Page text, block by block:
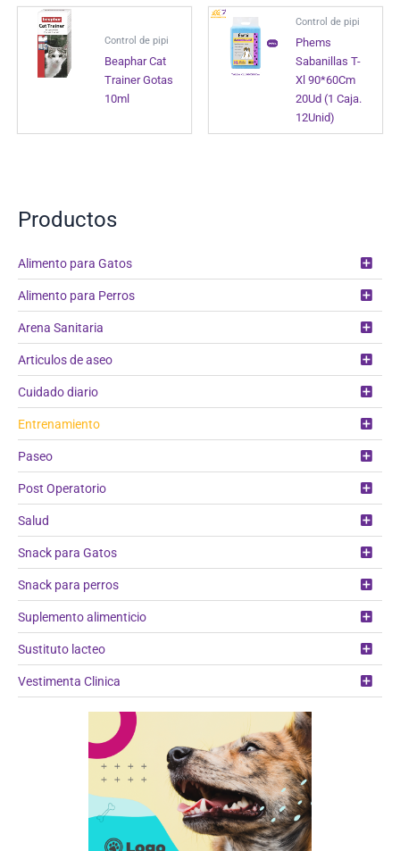
Productos
Alimento para Gatos
Alimento para Perros
Arena Sanitaria
Articulos de aseo
Cuidado diario
Entrenamiento
Paseo
Post Operatorio
Salud
Snack para Gatos
Snack para perros
Suplemento alimenticio
Sustituto lacteo
Vestimenta Clinica
Control de pipi
Beaphar Cat
Trainer Gotas
10ml
Control de pipi
Phems
Sabanillas T-
Xl 90*60Cm
20Ud (1 Caja.
12Unid)